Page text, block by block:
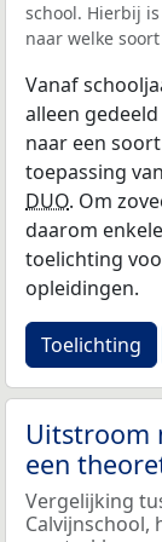
school. Hierbij
naar welke
Vanaf
alleen
naar een
toepassing
DUO. Om
daarom
toelichting
opleidingen.
Toelichting
Uitstroom
een
Vergelijking